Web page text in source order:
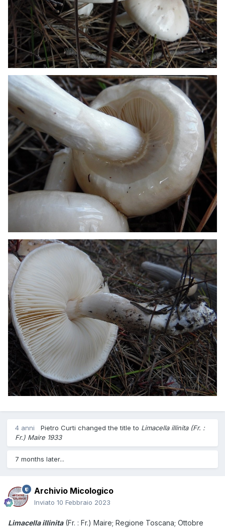
4 anni Pietro Curti changed the title to Limacella illinita (Fr. :
Fr.) Maire 1933
7 months later...
Archivio Micologico
Inviato 10 Febbraio 2023
Limacella illinita (Fr. : Fr.) Maire; Regione Toscana; Ottobre